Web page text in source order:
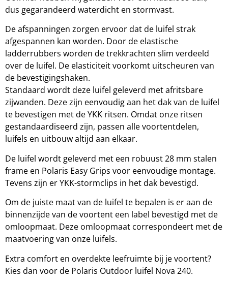
dus gegarandeerd waterdicht en stormvast.
De afspanningen zorgen ervoor dat de luifel strak
afgespannen kan worden. Door de elastische
ladderrubbers worden de trekkrachten slim verdeeld
over de luifel. De elasticiteit voorkomt uitscheuren van
de bevestigingshaken.
Standaard wordt deze luifel geleverd met afritsbare
zijwanden. Deze zijn eenvoudig aan het dak van de luifel
te bevestigen met de YKK ritsen. Omdat onze ritsen
gestandaardiseerd zijn, passen alle voortentdelen,
luifels en uitbouw altijd aan elkaar.
De luifel wordt geleverd met een robuust 28 mm stalen
frame en Polaris Easy Grips voor eenvoudige montage.
Tevens zijn er YKK-stormclips in het dak bevestigd.
Om de juiste maat van de luifel te bepalen is er aan de
binnenzijde van de voortent een label bevestigd met de
omloopmaat. Deze omloopmaat correspondeert met de
maatvoering van onze luifels.
Extra comfort en overdekte leefruimte bij je voortent?
Kies dan voor de Polaris Outdoor luifel Nova 240.